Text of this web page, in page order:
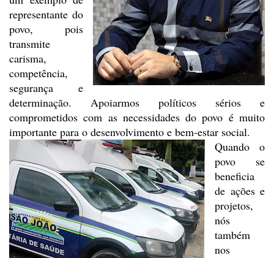
representante do
povo, pois
transmite
carisma,
competência,
segurança e
determinação. Apoiarmos políticos sérios e
comprometidos com as necessidades do povo é muito
importante para o desenvolvimento e bem-estar social.
Quando o
povo se
beneficia
de ações e
projetos,
nós
também
nos